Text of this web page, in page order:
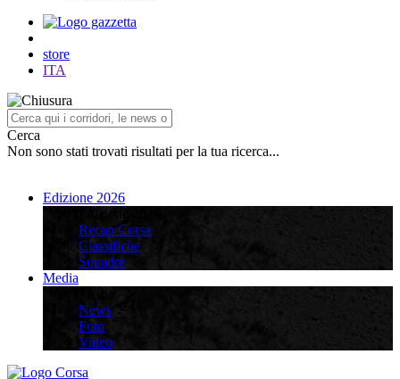
store
ITA
Cerca
Non sono stati trovati risultati per la tua ricerca...
Edizione 2026
Recap Corsa
Classifiche
Squadre
Media
News
Foto
Video